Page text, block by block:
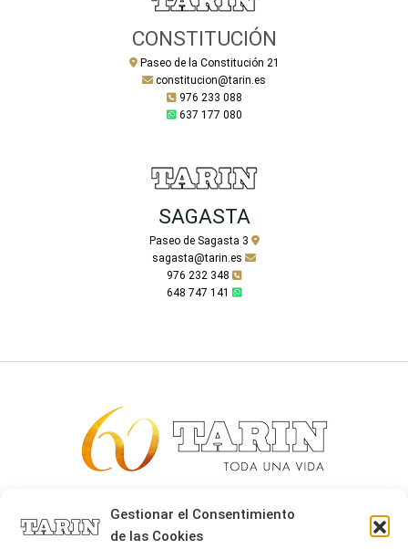
Gestionar el Consentimiento
de las Cookies
CONSTITUCIÓN
Paseo de la Constitución 21
constitucion@tarin.es
976 233 088
637 177 080
SAGASTA
Paseo de Sagasta 3
sagasta@tarin.es
976 232 348
648 747 141
Alta joyería desde 1963